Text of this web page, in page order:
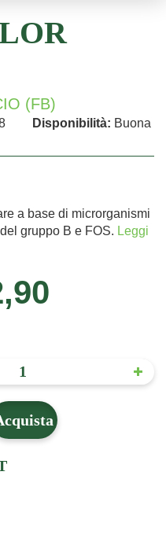
(FB)
Disponibilità: Buona
a base di microrganismi
gruppo B e FOS. Leggi